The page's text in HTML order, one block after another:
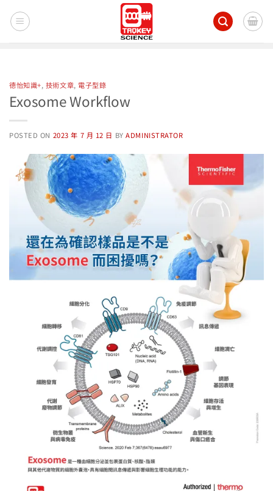
德怡知識+, 技術文章,電子型錄
Exosome Workflow
POSTED ON 2023 年 7 月 12 日 BYADMINISTRATOR